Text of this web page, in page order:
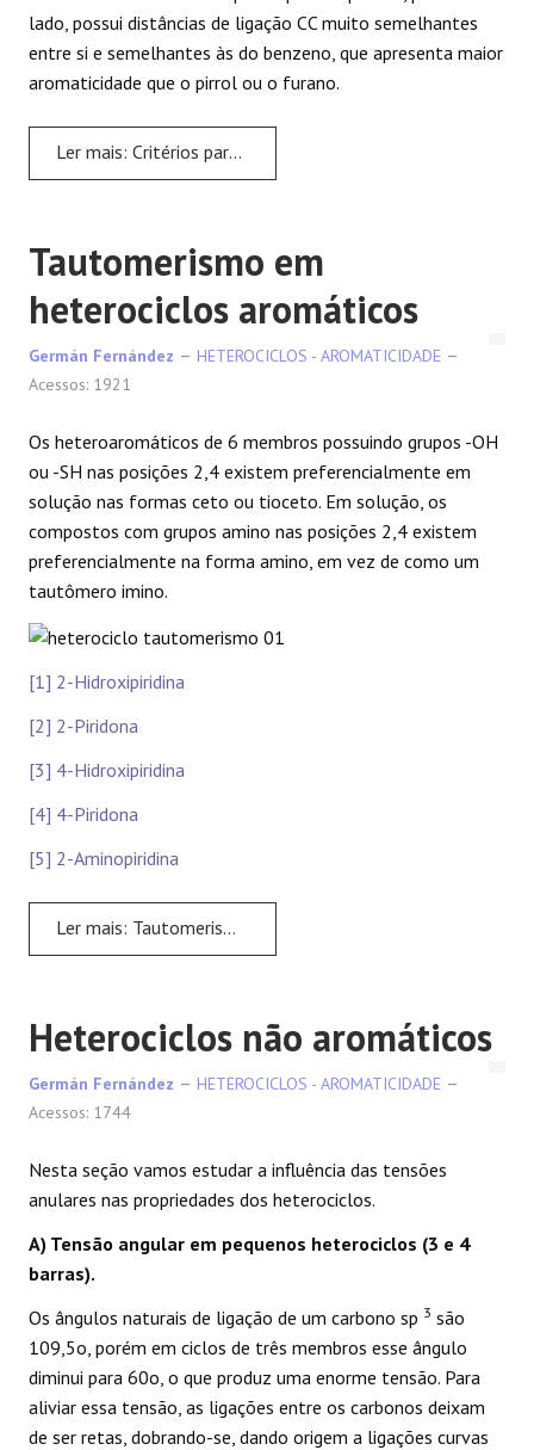
lado, possui distâncias de ligação CC muito semelhantes
entre si e semelhantes às do benzeno, que apresenta maior
aromaticidade que o pirrol ou o furano.
Ler mais: Critérios para determinar a aromaticidade em heterociclos
Tautomerismo em
heterociclos aromáticos
Germán Fernández
HETEROCICLOS - AROMATICIDADE
Acessos: 1921
Os heteroaromáticos de 6 membros possuindo grupos -OH
ou -SH nas posições 2,4 existem preferencialmente em
solução nas formas ceto ou tioceto. Em solução, os
compostos com grupos amino nas posições 2,4 existem
preferencialmente na forma amino, em vez de como um
tautômero imino.
[1] 2-Hidroxipiridina
[2] 2-Piridona
[3] 4-Hidroxipiridina
[4] 4-Piridona
[5] 2-Aminopiridina
Ler mais: Tautomerismo em heterociclos aromáticos
Heterociclos não aromáticos
Germán Fernández
HETEROCICLOS - AROMATICIDADE
Acessos: 1744
Nesta seção vamos estudar a influência das tensões
anulares nas propriedades dos heterociclos.
A) Tensão angular em pequenos heterociclos (3 e 4
barras).
Os ângulos naturais de ligação de um carbono sp 3 são
109,5o, porém em ciclos de três membros esse ângulo
diminui para 60o, o que produz uma enorme tensão. Para
aliviar essa tensão, as ligações entre os carbonos deixam
de ser retas, dobrando-se, dando origem a ligações curvas